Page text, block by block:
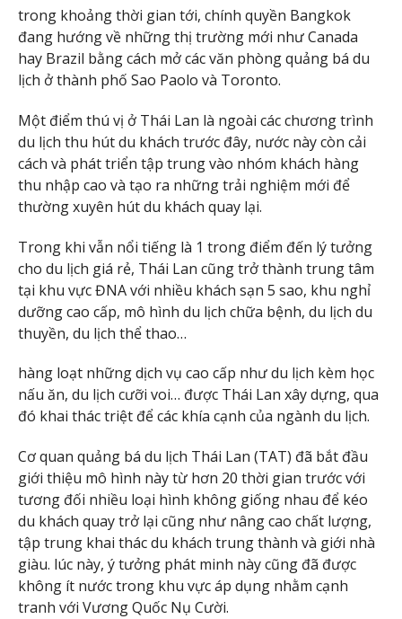
trong khoảng thời gian tới, chính quyền Bangkok
đang hướng về những thị trường mới như Canada
hay Brazil bằng cách mở các văn phòng quảng bá du
lịch ở thành phố Sao Paolo và Toronto.
Một điểm thú vị ở Thái Lan là ngoài các chương trình
du lịch thu hút du khách trước đây, nước này còn cải
cách và phát triển tập trung vào nhóm khách hàng
thu nhập cao và tạo ra những trải nghiệm mới để
thường xuyên hút du khách quay lại.
Trong khi vẫn nổi tiếng là 1 trong điểm đến lý tưởng
cho du lịch giá rẻ, Thái Lan cũng trở thành trung tâm
tại khu vực ĐNA với nhiều khách sạn 5 sao, khu nghỉ
dưỡng cao cấp, mô hình du lịch chữa bệnh, du lịch du
thuyền, du lịch thể thao…
hàng loạt những dịch vụ cao cấp như du lịch kèm học
nấu ăn, du lịch cưỡi voi… được Thái Lan xây dựng, qua
đó khai thác triệt để các khía cạnh của ngành du lịch.
Cơ quan quảng bá du lịch Thái Lan (TAT) đã bắt đầu
giới thiệu mô hình này từ hơn 20 thời gian trước với
tương đối nhiều loại hình không giống nhau để kéo
du khách quay trở lại cũng như nâng cao chất lượng,
tập trung khai thác du khách trung thành và giới nhà
giàu. lúc này, ý tưởng phát minh này cũng đã được
không ít nước trong khu vực áp dụng nhằm cạnh
tranh với Vương Quốc Nụ Cười.